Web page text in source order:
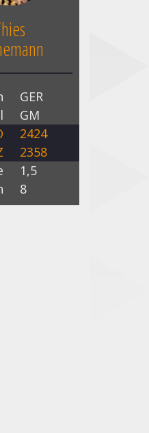
GER
GM
2424
2358
1,5
8